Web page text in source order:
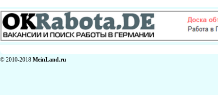
© 2010-2018 MeinLand.ru